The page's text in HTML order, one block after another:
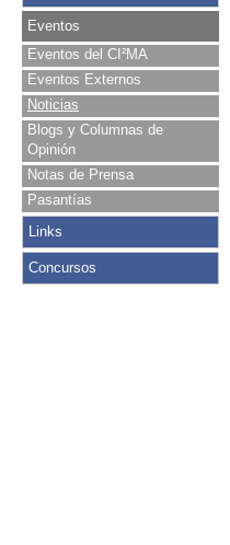
Eventos
Eventos del CI²MA
Eventos Externos
Noticias
Blogs y Columnas de
Opinión
Notas de Prensa
Pasantías
Links
Concursos